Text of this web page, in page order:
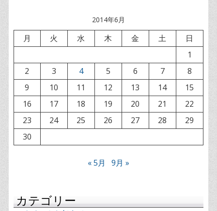
2014年6月
月 火 水 木 金 土
日
1
2
3 4 5 6 7
8
9
10 11 12 13 14
15
16
17 18 19 20 21
22
23
24 25 26 27 28
29
30
« 5月 9月 »
カテゴリー